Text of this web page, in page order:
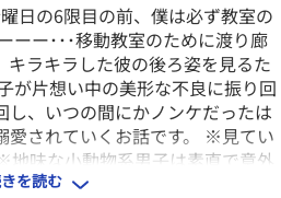
日の6限目の前、僕は必ず教室の
ーー･･･移動教室のために渡り廊
ラキラした彼の後ろ姿を見るた
が片想い中の美形な不良に振り回
し、いつの間にかノンケだったは
愛されていくお話です。 ※見てい
地味な小動物系男子は素直で意外
も同時連載中です。
を読む